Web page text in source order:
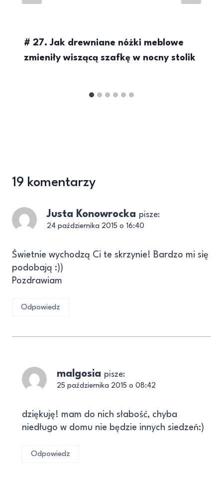
# 27. Jak drewniane nóżki meblowe
zmieniły wiszącą szafkę w nocny stolik
19 komentarzy
Justa Konowrocka pisze:
24 października 2015 o 16:40
Świetnie wychodzą Ci te skrzynie! Bardzo mi się
podobają :))
Pozdrawiam
Odpowiedz
malgosia pisze:
25 października 2015 o 08:42
dziękuję! mam do nich słabość, chyba
niedługo w domu nie będzie innych siedzeń:)
Odpowiedz